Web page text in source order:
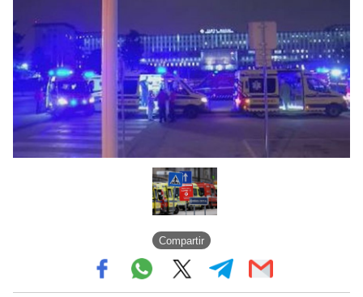
Compartir